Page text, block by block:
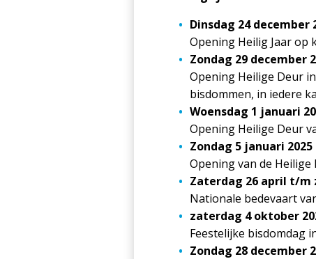
Dinsdag 24 december
Opening Heilig Jaar op
Zondag 29 december
Opening Heilige Deur
bisdommen, in iedere
Woensdag 1 januari
Opening Heilige Deur
Zondag 5 januari 2025
Opening van de
Zaterdag 26 april t/m
Nationale bedevaart
zaterdag 4 oktober
Feestelijke bisdomdag
Zondag 28 december